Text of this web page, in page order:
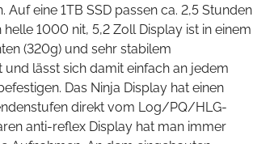
Auf eine 1TB SSD passen ca. 2,5 Stunden
1000 nit, 5,2 Zoll Display ist in einem
(320g) und sehr stabilem
lässt sich damit einfach an jedem
Das Ninja Display hat einen
direkt vom Log/PQ/HLG-
anti-reflex Display hat man immer